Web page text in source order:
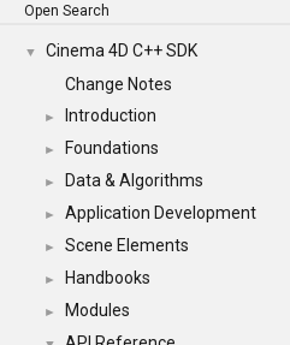
Open Search
▼
Cinema 4D C++ SDK
Change Notes
► Introduction
► Foundations
► Data & Algorithms
► Application Development
► Scene Elements
► Handbooks
► Modules